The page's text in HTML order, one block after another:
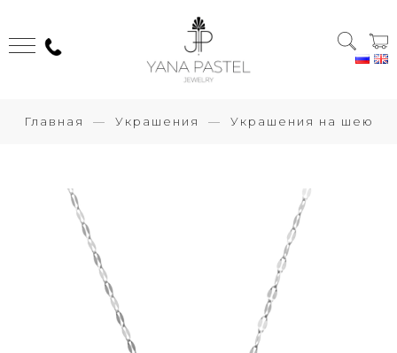
Главная Украшения Украшения на шею